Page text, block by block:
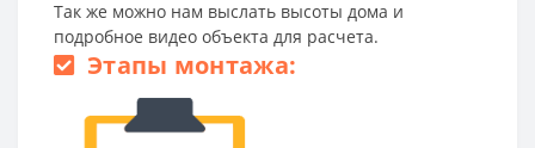
Так же можно нам выслать высоты дома и
подробное видео объекта для расчета.
Этапы монтажа: